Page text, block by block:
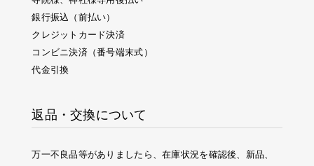
銀行振込（前払い）
クレジットカード決済
コンビニ決済（番号端末式）
代金引換
返品・交換について
万一不良品等がありましたら、在庫状況を確認後、新品、